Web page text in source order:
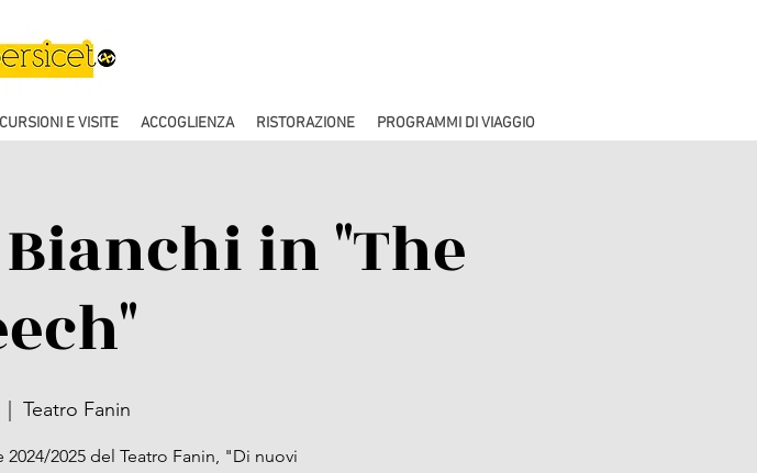
E VISITE ACCOGLIENZA RISTORAZIONE PROGRAMMI DI VIAGGIO
in "The
Teatro Fanin
2025 del Teatro Fanin, "Di nuovi